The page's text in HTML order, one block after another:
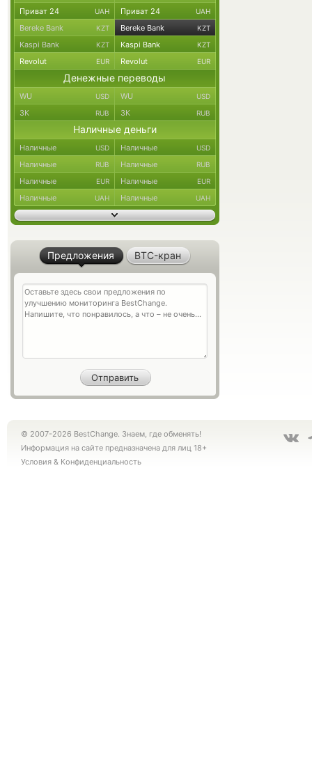
Приват 24 UAH Приват 24 UAH
Bereke Bank KZT Bereke Bank KZT
Kaspi Bank KZT Kaspi Bank KZT
Revolut EUR Revolut EUR
Денежные переводы
WU USD WU USD
ЗК RUB ЗК RUB
Наличные деньги
Наличные USD Наличные USD
Наличные RUB Наличные RUB
Наличные EUR Наличные EUR
Наличные UAH Наличные UAH
Предложения BTC-кран
© 2007-2026 BestChange. Знаем, где обменять!
Информация на сайте предназначена для лиц 18+
Условия & Конфиденциальность